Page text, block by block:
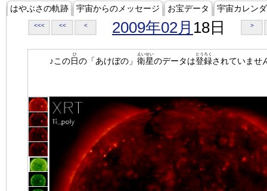
はやぶさの軌跡 宇宙からのメッセージ お宝データ 宇宙カレン
<<< << < 2009年02月 18日 >
♪この日
ひ
の「あけぼの」 衛星
えいせい
のデータは登録
とうろく
されていませ